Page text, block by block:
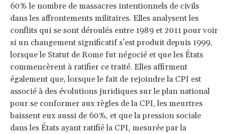
60% le nombre de massacres intentionnels de civils
dans les affrontements militaires. Elles analysent les
conflits qui se sont déroulés entre 1989 et 2011 pour voir
si un changement significatif s’est produit depuis 1999,
lorsque le Statut de Rome fut négocié et que les États
commencèrent à ratifier ce traité. Elles affirment
également que, lorsque le fait de rejoindre la CPI est
associé à des évolutions juridiques sur le plan national
pour se conformer aux règles de la CPI, les meurtres
baissent eux aussi de 60%, et que la pression sociale
dans les États ayant ratifié la CPI, mesurée par la